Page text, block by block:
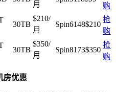
月​
购
30TB
$210/
月​
Spin6148$210
抢
购
30TB
$350/
月​
Spin8173$350
抢
购
房优惠